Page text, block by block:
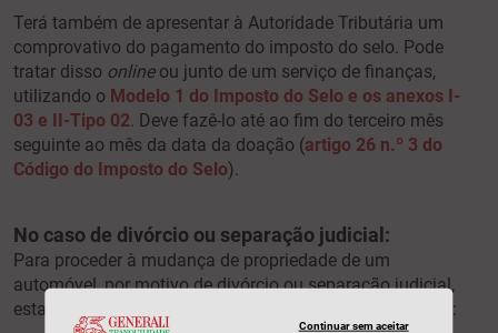
Terá também de apresentar à Autoridade Tributária um
comprovativo do pagamento do imposto do selo. Pode
tratar disso online ou junto de um serviço de finanças,
utilizando o Modelo 1 do Imposto do Selo e os anexos I-
03 e II-Tipo 02. Deve fazê-lo até ao fim do terceiro mês
seguinte ao mês da data da doação (artigo 26 n.º 3 do
Código do Imposto do Selo).
No caso de divórcio ou separação judicial:
Para proceder à mudança de propriedade de um
automóvel, por motivo de divórcio ou separação judicial,
esta é a documentação adicional que terá de apresentar:
Continuar sem aceitar